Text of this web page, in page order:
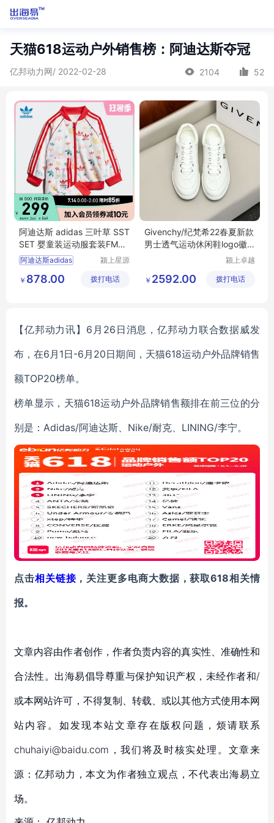
天猫618运动户外销售榜：阿迪达斯夺冠
亿邦动力网/ 2022-02-28 2104 52
阿迪达斯 adidas 三叶草 SST
SET 婴童装运动服套装FM67
24
阿迪达斯adidas
颍上星源
有限公司
￥ 878.00 拨打电话
Givenchy/纪梵希22春夏新款
男士透气运动休闲鞋logo徽
颍上卓越
有限公司
￥ 2592.00 拨打电话
【亿邦动力讯】6月26日消息，亿邦动力联合数据威发
布，在6月1日-6月20日期间，天猫618运动户外品牌销售
额TOP20榜单。
榜单显示，天猫618运动户外品牌销售额排在前三位的分
别是： Adidas/阿迪达斯、 Nike/耐克、 LINING/李宁。
点击相关链接，关注更多电商大数据，获取618相关情
报。
文章内容由作者创作，作者负责内容的真实性、准确性和
合法性。出海易倡导尊重与保护知识产权，未经作者和/
或本网站许可，不得复制、转载、或以其他方式使用本网
站内容。如发现本站文章存在版权问题，烦请联系
chuhaiyi@baidu.com，我们将及时核实处理。文章来
源：亿邦动力，本文为作者独立观点，不代表出海易立
场。